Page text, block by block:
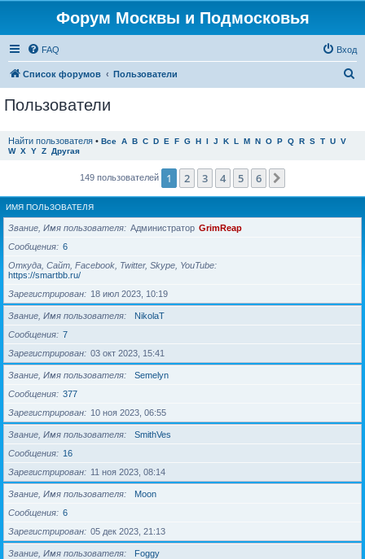
Форум Москвы и Подмосковья
FAQ Вход
Список форумов Пользователи
Пользователи
Найти пользователя • Все A B C D E F G H I J K L M N O P Q R S T U V
W X Y Z Другая
149 пользователей 1 2 3 4 5 6
ИМЯ ПОЛЬЗОВАТЕЛЯ
Звание, Имя пользователя Администратор GrimReap
Сообщения
6
Откуда, Сайт, Facebook, Twitter, Skype, YouTube
https://smartbb.ru/
Зарегистрирован
18 июл 2023, 10:19
Звание, Имя пользователя
NikolaT
Сообщения
7
Зарегистрирован
03 окт 2023, 15:41
Звание, Имя пользователя
Semelyn
Сообщения
377
Зарегистрирован
10 ноя 2023, 06:55
Звание, Имя пользователя
SmithVes
Сообщения
16
Зарегистрирован
11 ноя 2023, 08:14
Звание, Имя пользователя
Moon
Сообщения
6
Зарегистрирован
05 дек 2023, 21:13
Звание, Имя пользователя
Foggy